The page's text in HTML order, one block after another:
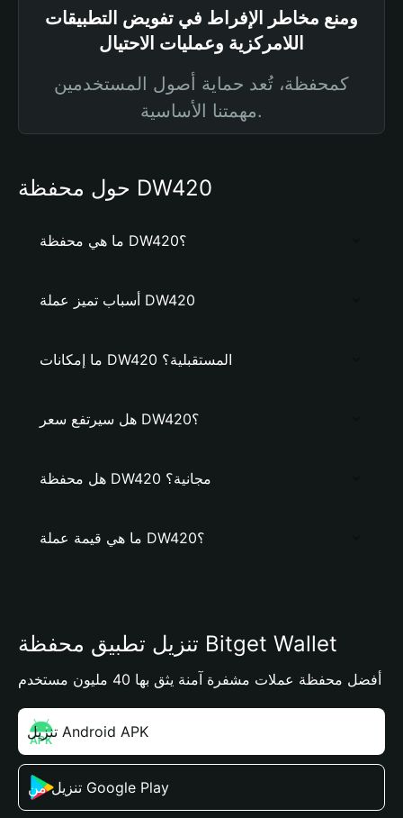
ومنع مخاطر الإفراط في تفويض التطبيقات
اللامركزية وعمليات الاحتيال
كمحفظة، تُعد حماية أصول المستخدمين
مهمتنا الأساسية.
حول محفظة DW420
ما هي محفظة DW420؟
أسباب تميز عملة DW420
ما إمكانات DW420 المستقبلية؟
هل سيرتفع سعر DW420؟
هل محفظة DW420 مجانية؟
ما هي قيمة عملة DW420؟
تنزيل تطبيق محفظة Bitget Wallet
أفضل محفظة عملات مشفرة آمنة يثق بها 40 مليون مستخدم
تنزيل Android APK
تنزيل من Google Play